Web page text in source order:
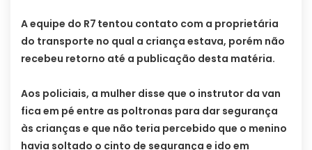
A equipe do R7 tentou contato com a proprietária
do transporte no qual a criança estava, porém não
recebeu retorno até a publicação desta matéria.
Aos policiais, a mulher disse que o instrutor da van
fica em pé entre as poltronas para dar segurança
às crianças e que não teria percebido que o menino
havia soltado o cinto de segurança e ido em